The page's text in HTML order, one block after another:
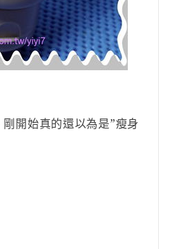
剛開始真的還以為是”瘦身